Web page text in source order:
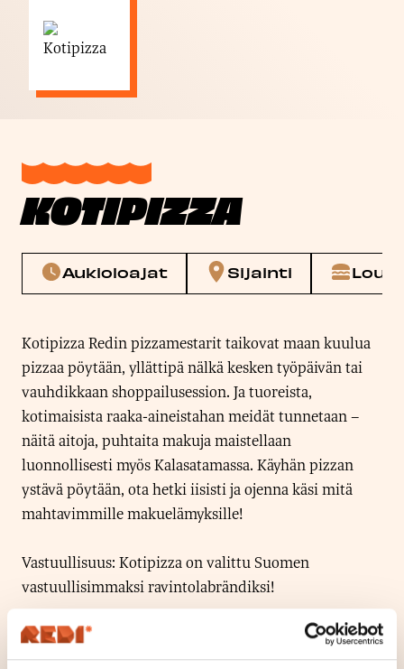
KOTIPIZZA
Aukioloajat Sijainti
Kotipizza Redin pizzamestarit taikovat maan kuulua
pizzaa pöytään, yllättipä nälkä kesken työpäivän tai
vauhdikkaan shoppailusession. Ja tuoreista,
kotimaisista raaka-aineistahan meidät tunnetaan –
näitä aitoja, puhtaita makuja maistellaan
luonnollisesti myös Kalasatamassa. Käyhän pizzan
ystävä pöytään, ota hetki iisisti ja ojenna käsi mitä
mahtavimmille makuelämyksille!
Vastuullisuus: Kotipizza on valittu Suomen
vastuullisimmaksi ravintolabrändiksi!
Sijainti